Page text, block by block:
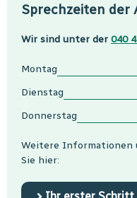
Sprechzeiten der
Wir sind unter der 040
Montag
Dienstag
Donnerstag
Weitere Informationen
Sie hier: